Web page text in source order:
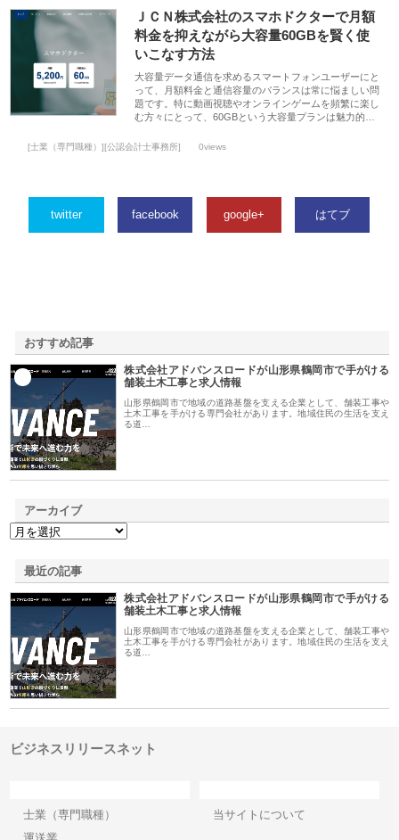
ＪＣＮ株式会社のスマホドクターで月額
料金を抑えながら大容量60GBを賢く使
いこなす方法
大容量データ通信を求めるスマートフォンユーザーにと
って、月額料金と通信容量のバランスは常に悩ましい問
題です。特に動画視聴やオンラインゲームを頻繁に楽し
む方々にとって、60GBという大容量プランは魅力的…
[士業（専門職種）][公認会計士事務所] 0views
twitter facebook google+ はてブ
おすすめ記事
株式会社アドバンスロードが山形県鶴岡市で手がける
舗装土木工事と求人情報
山形県鶴岡市で地域の道路基盤を支える企業として、舗装工事や
土木工事を手がける専門会社があります。地域住民の生活を支え
る道…
アーカイブ
最近の記事
株式会社アドバンスロードが山形県鶴岡市で手がける
舗装土木工事と求人情報
山形県鶴岡市で地域の道路基盤を支える企業として、舗装工事や
土木工事を手がける専門会社があります。地域住民の生活を支え
る道…
ビジネスリリースネット
士業（専門職種）
当サイトについて